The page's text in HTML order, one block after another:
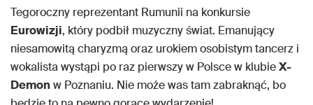
Tegoroczny reprezentant Rumunii na konkursie
Eurowizji, który podbił muzyczny świat. Emanujący
niesamowitą charyzmą oraz urokiem osobistym tancerz i
wokalista wystąpi po raz pierwszy w Polsce w klubieX-
Demonw Poznaniu. Nie może was tam zabraknąć, bo